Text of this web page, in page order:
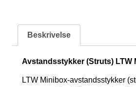
Beskrivelse
Avstandsstykker (Struts)
LTW Minibox-avstandsstykker